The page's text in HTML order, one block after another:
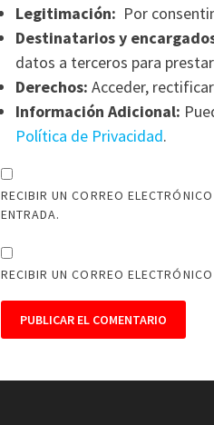
Legitimación: Por
Destinatarios y
datos a terceros para
Derechos: Acceder,
Información Adicional:
Política de Privacidad.
RECIBIR UN CORREO
ENTRADA.
RECIBIR UN CORREO